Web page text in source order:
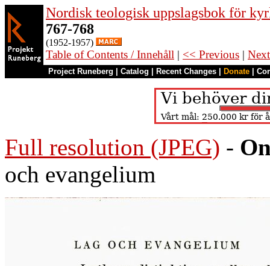
Nordisk teologisk uppslagsbok för
767-768
(1952-1957)
Table of Contents / Innehåll | << Previous |
Project Runeberg Catalog Recent Changes Donate
Full resolution (JPEG) -
och evangelium